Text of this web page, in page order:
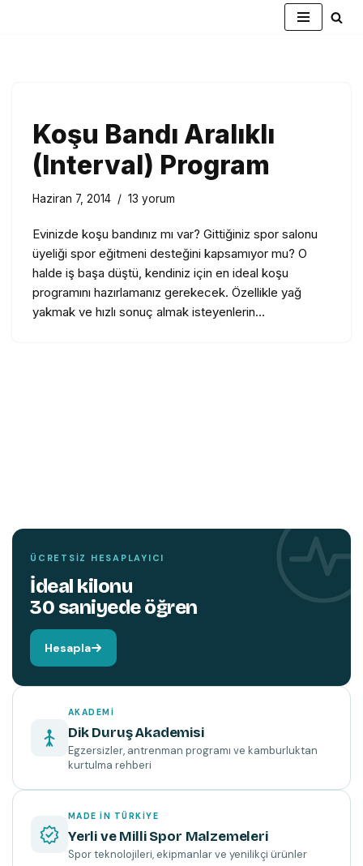
Koşu Bandı Aralıklı
(Interval) Program
Haziran 7, 2014 13 yorum
Evinizde koşu bandınız mı var? Gittiğiniz spor salonu
üyeliği spor eğitmeni desteğini kapsamıyor mu? O
halde iş başa düştü, kendiniz için en ideal koşu
programını hazırlamanız gerekecek. Özellikle yağ
yakmak ve hızlı sonuç almak isteyenlerin…
TEMIN ETMEK İÇIN TIKLAYIN
ÜCRETSIZ HESAPLAYICI
İdeal kilonu
30 saniyede öğren
Hesapla
AKADEMI
Dik Duruş Akademisi
Egzersizler, antrenman programı ve kamburluktan
kurtulma rehberi
MADE IN TÜRKIYE
Yerli ve Milli Spor Malzemeleri
Spor teknolojileri, ekipmanlar ve yenilikçi ürünler